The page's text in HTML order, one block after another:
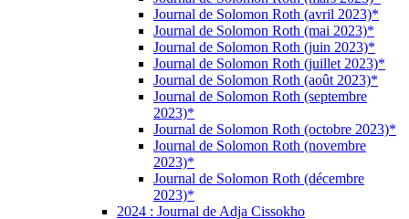
Journal de Solomon Roth (avril 2023)*
Journal de Solomon Roth (mai 2023)*
Journal de Solomon Roth (juin 2023)*
Journal de Solomon Roth (juillet 2023)*
Journal de Solomon Roth (août 2023)*
Journal de Solomon Roth (septembre
2023)*
Journal de Solomon Roth (octobre 2023)*
Journal de Solomon Roth (novembre
2023)*
Journal de Solomon Roth (décembre
2023)*
2024 : Journal de Adja Cissokho